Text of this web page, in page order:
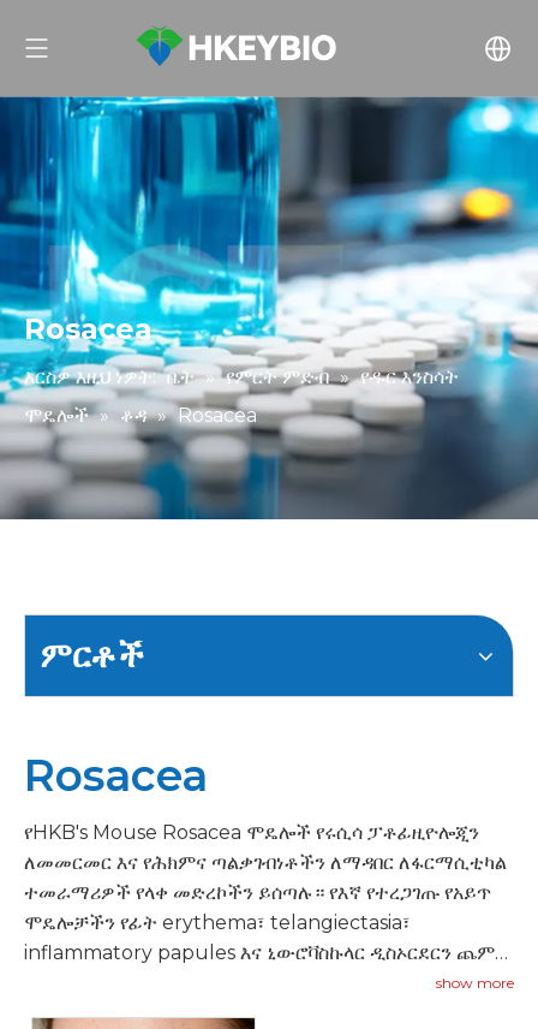
Rosacea
እርስዎ እዚህ ነዎት: ቤት » የምርት ምድብ » የዱር እንስሳት
ሞዴሎች » ቆዳ » Rosacea
ምርቶች
Rosacea
የHKB's Mouse Rosacea ሞዴሎች የሩሲሳ ፓቶፊዚዮሎጂን
ለመመርመር እና የሕክምና ጣልቃገብነቶችን ለማዳበር ለፋርማሲቲካል
ተመራማሪዎች የላቀ መድረኮችን ይሰጣሉ። የእኛ የተረጋገጡ የአይጥ
ሞዴሎቻችን የፊት erythema፣ telangiectasia፣
inflammatory papules እና ኒውሮቫስኩላር ዲስኦርደርን ጨምሮ
show more